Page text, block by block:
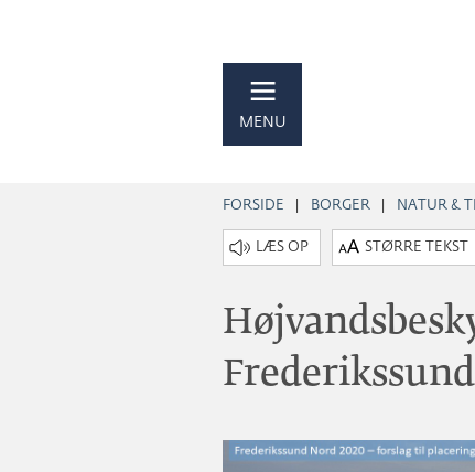
MENU
FORSIDE BORGER NATUR &
STØRRE TEKST
Frederikssund